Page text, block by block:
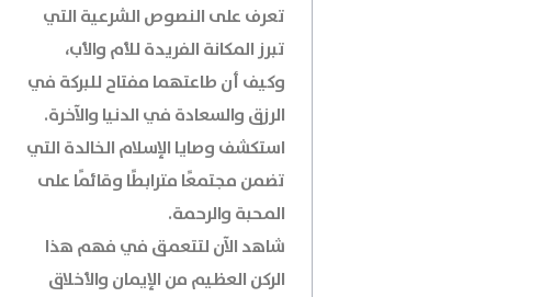
تعرف على النصوص الشرعية التي
تبرز المكانة الفريدة للأم والأب،
وكيف أن طاعتهما مفتاح للبركة في
الرزق والسعادة في الدنيا والآخرة.
استكشف وصايا الإسلام الخالدة التي
تضمن مجتمعًا مترابطًا وقائمًا على
المحبة والرحمة.
شاهد الآن لتتعمق في فهم هذا
الركن العظيم من الإيمان والأخلاق